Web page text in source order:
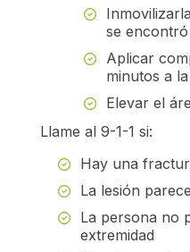
se encontró
Aplicar
minutos a
Elevar el
Llame al 9-1-1 si:
Hay una
La lesión
La persona no
extremidad